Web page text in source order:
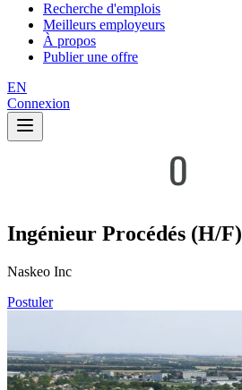
Recherche d'emplois
Meilleurs employeurs
À propos
Publier une offre
EN
Connexion
Ingénieur Procédés (H/F)
Naskeo Inc
Postuler